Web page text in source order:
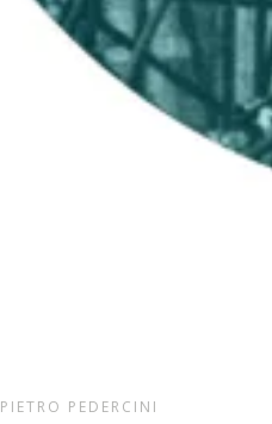
PIETRO PEDERCINI